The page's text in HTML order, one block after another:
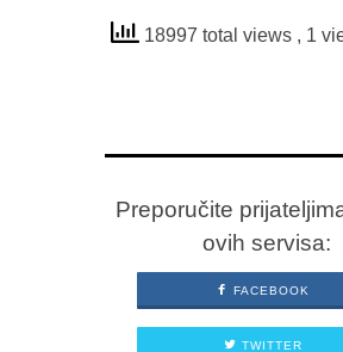
18997 total views , 1
Preporučite
ovih servisa:
FACEBOOK
TWITTER